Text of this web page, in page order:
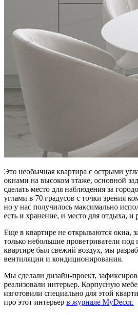
Это необычная квартира с острыми
окнами на высоком этаже, основной
сделать место для наблюдения за
углами в 70 градусов с точки зрения
но у нас получилось максимально
есть и хранение, и место для отдыха, и
Еще в квартире не открываются окна,
только небольшие проветриватели
квартире был свежий воздух, мы
вентиляции и кондиционирования.
Мы сделали дизайн-проект,
реализовали интерьер. Корпусную
изготовили специально для этой
про этот интерьер в журнале MyDecor.